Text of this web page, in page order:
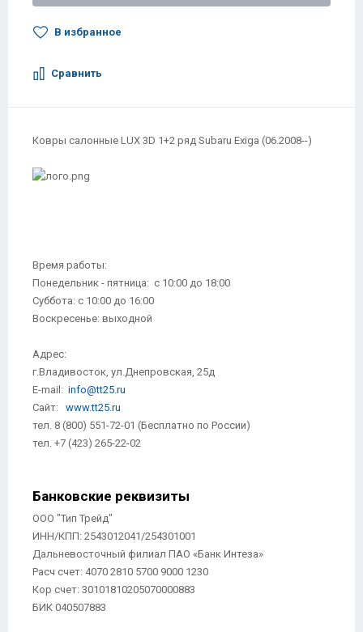
В избранное
Сравнить
Ковры салонные LUX 3D 1+2 ряд Subaru Exiga (06.2008--)
Время работы:
Понедельник - пятница: с 10:00 до 18:00
Суббота: с 10:00 до 16:00
Воскресенье: выходной
Адрес:
г.Владивосток, ул.Днепровская, 25д
E-mail: info@tt25.ru
Сайт: www.tt25.ru
тел. 8 (800) 551-72-01 (Бесплатно по России)
тел. +7 (423) 265-22-02
Банковские реквизиты
ООО "Тип Трейд"
ИНН/КПП: 2543012041/254301001
Дальневосточный филиал ПАО «Банк Интеза»
Расч счет: 4070 2810 5700 9000 1230
Кор счет: 30101810205070000883
БИК 040507883